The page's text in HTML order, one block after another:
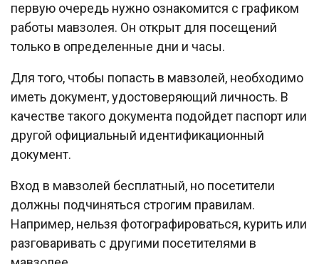
первую очередь нужно ознакомится с графиком
работы мавзолея. Он открыт для посещений
только в определенные дни и часы.
Для того, чтобы попасть в мавзолей, необходимо
иметь документ, удостоверяющий личность. В
качестве такого документа подойдет паспорт или
другой официальный идентификационный
документ.
Вход в мавзолей бесплатный, но посетители
должны подчиняться строгим правилам.
Например, нельзя фотографироваться, курить или
разговаривать с другими посетителями в